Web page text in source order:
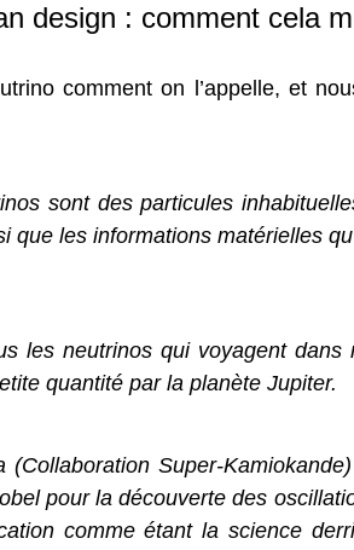
design : comment cela
comment on l’appelle, et
sont des particules
que les informations matérielles
les neutrinos qui voyagent
quantité par la planète Jupiter.
Super-
pour la découverte des
comme étant la science